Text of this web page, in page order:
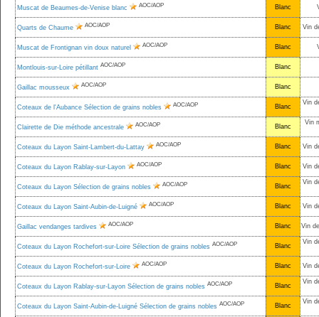
Muscat de Beaumes-de-Venise blanc AOC/AOP Blanc
Quarts de Chaume AOC/AOP Blanc Vin
Muscat de Frontignan vin doux naturel AOC/AOP Blanc
Montlouis-sur-Loire pétillant AOC/AOP Blanc
Gaillac mousseux AOC/AOP Blanc
Coteaux de l'Aubance Sélection de grains nobles AOC/AOP Blanc
Vin
Clairette de Die méthode ancestrale AOC/AOP Blanc
Vin
Coteaux du Layon Saint-Lambert-du-Lattay AOC/AOP Blanc Vin
Coteaux du Layon Rablay-sur-Layon AOC/AOP Blanc Vin
Coteaux du Layon Sélection de grains nobles AOC/AOP Blanc
Vin
Coteaux du Layon Saint-Aubin-de-Luigné AOC/AOP Blanc Vin
Gaillac vendanges tardives AOC/AOP Blanc Vin
Coteaux du Layon Rochefort-sur-Loire Sélection de grains nobles AOC/AOP Blanc
Vin
Coteaux du Layon Rochefort-sur-Loire AOC/AOP Blanc Vin
Coteaux du Layon Rablay-sur-Layon Sélection de grains nobles AOC/AOP Blanc
Vin
Coteaux du Layon Saint-Aubin-de-Luigné Sélection de grains nobles AOC/AOP Blanc
Vin